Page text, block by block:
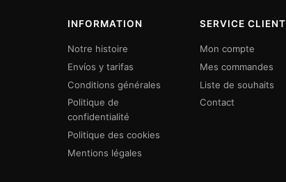
INFORMATION
Notre histoire
Envíos y tarifas
Conditions générales
Politique de
confidentialité
Politique des cookies
Mentions légales
SERVICE CLIENT
Mon compte
Mes commandes
Liste de souhaits
Contact